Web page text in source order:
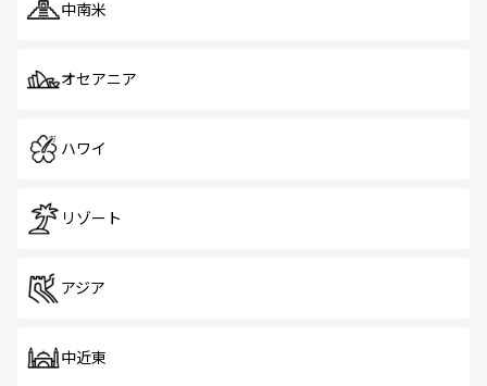
中南米
オセアニア
ハワイ
リゾート
アジア
中近東